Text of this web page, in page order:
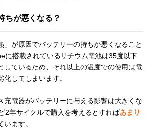
ちが悪くなる？
」が原因でバッテリーの持ちが悪くなること
に搭載されているリチウム電池は35度以下
しているため、それ以上の温度での使用は電
してしまいます。
充電器がバッテリーに与える影響は大きくな
2年サイクルで購入を考えるとすればあまり
います。